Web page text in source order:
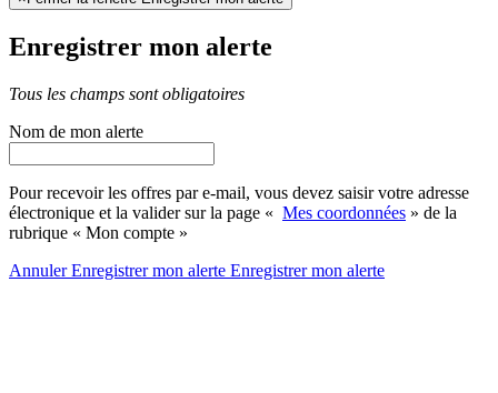
Enregistrer mon alerte
Tous les champs sont obligatoires
Nom de mon alerte
Pour recevoir les offres par e-mail, vous devez saisir votre adresse
électronique et la valider sur la page « Mes coordonnées » de la
rubrique « Mon compte »
AnnulerEnregistrer mon alerte Enregistrermon alerte